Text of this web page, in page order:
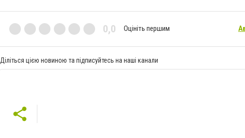
0,0 Оцініть першим
Діліться цією новиною та підписуйтесь на наші канали